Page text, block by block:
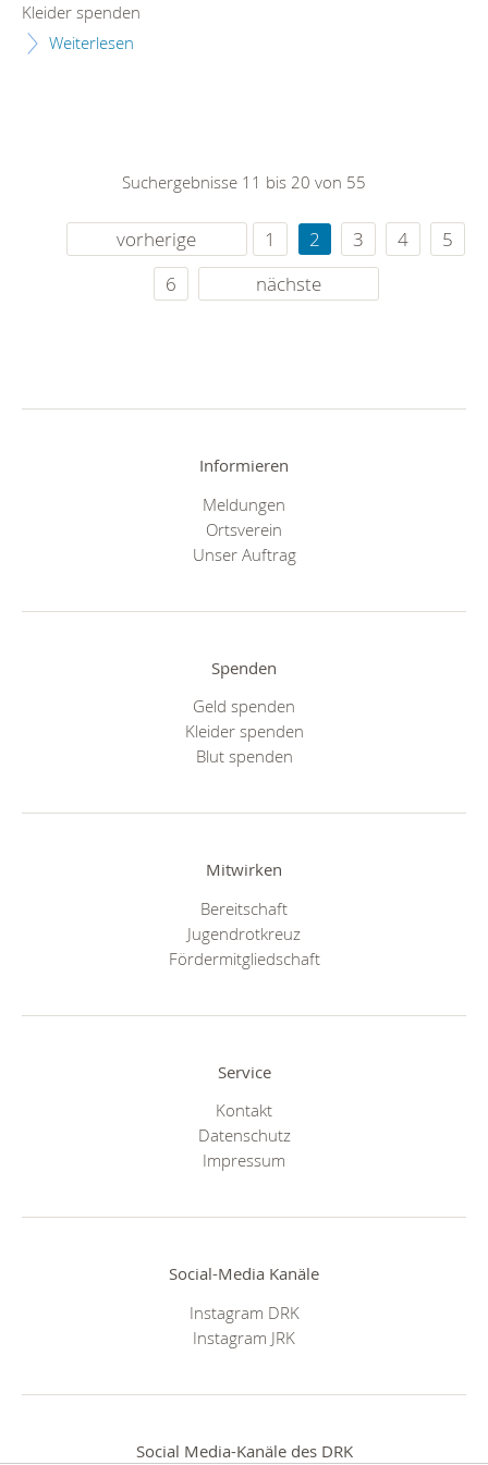
Kleider spenden
Weiterlesen
Suchergebnisse 11 bis 20 von 55
vorherige 1 2 3 4
5
6
nächste
Informieren
Meldungen
Ortsverein
Unser Auftrag
Spenden
Geld spenden
Kleider spenden
Blut spenden
Mitwirken
Bereitschaft
Jugendrotkreuz
Fördermitgliedschaft
Service
Kontakt
Datenschutz
Impressum
Social-Media Kanäle
Instagram DRK
Instagram JRK
Social Media-Kanäle des DRK